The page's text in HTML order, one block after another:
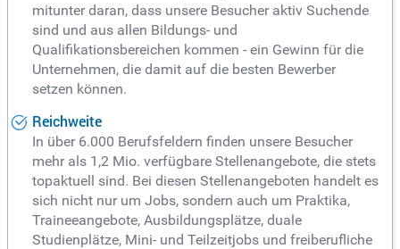
mitunter daran, dass unsere Besucher aktiv Suchende
sind und aus allen Bildungs- und
Qualifikationsbereichen kommen - ein Gewinn für die
Unternehmen, die damit auf die besten Bewerber
setzen können.
Reichweite
In über 6.000 Berufsfeldern finden unsere Besucher
mehr als 1,2 Mio. verfügbare Stellenangebote, die stets
topaktuell sind. Bei diesen Stellenangeboten handelt es
sich nicht nur um Jobs, sondern auch um Praktika,
Traineeangebote, Ausbildungsplätze, duale
Studienplätze, Mini- und Teilzeitjobs und freiberufliche